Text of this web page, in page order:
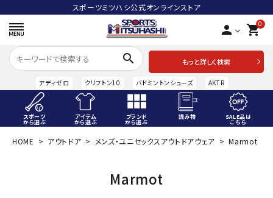
スポーツミツハシ公式オンラインストア
person 0
shopping_cart
search
もっと詳しく検索
アディゼロ クリフトン10 バドミントンシューズ AKTR
スポーツ
から選ぶ
アイテム
から選ぶ
ブランド
から選ぶ
読み物 SALE品は
こちら
ACCOUNT MENU
person
HOME アウトドア メンズ・ユニセックスアウトドアウェア Marmot
Marmot